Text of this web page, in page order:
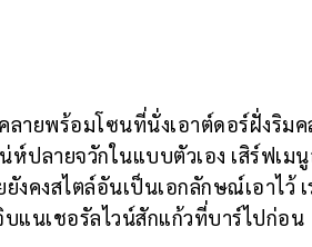
ายพร้อมโซนที่นั่งเอาต์ดอร์ฝั่งริม
ห์ปลายจวักในแบบตัวเอง เสิร์ฟเม
คงสไตล์อันเป็นเอกลักษณ์เอาไว้
แนเชอรัลไวน์สักแก้วที่บาร์ไปก่อน